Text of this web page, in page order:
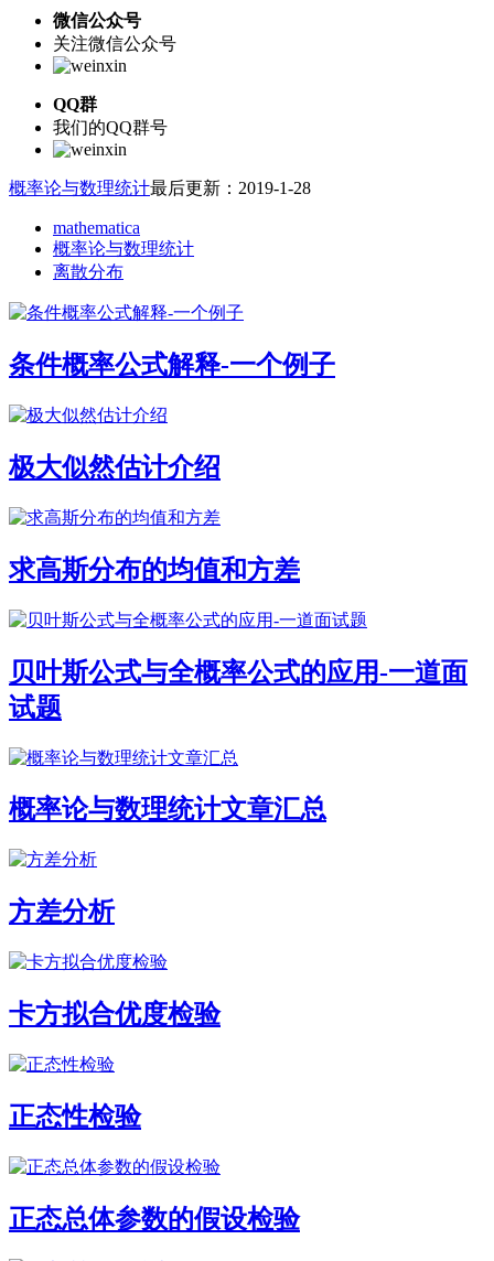
微信公众号
关注微信公众号
QQ群
我们的QQ群号
概率论与数理统计最后更新：2019-1-28
mathematica
概率论与数理统计
离散分布
条件概率公式解释-一个例子
极大似然估计介绍
求高斯分布的均值和方差
贝叶斯公式与全概率公式的应用-一道面
试题
概率论与数理统计文章汇总
方差分析
卡方拟合优度检验
正态性检验
正态总体参数的假设检验